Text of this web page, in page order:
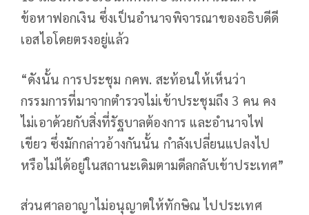
ข้อหาฟอกเงิน ซึ่งเป็นอำนาจพิจารณาของอธิบดีดี
เอสไอโดยตรงอยู่แล้ว
“ดังนั้น การประชุม กคพ. สะท้อนให้เห็นว่า
กรรมการที่มาจากตำรวจไม่เข้าประชุมถึง 3 คน คง
ไม่เอาด้วยกับสิ่งที่รัฐบาลต้องการ และอำนาจไฟ
เขียว ซึ่งมักกล่าวอ้างกันนั้น กำลังเปลี่ยนแปลงไป
หรือไม่ได้อยู่ในสถานะเดิมตามดีลกลับเข้าประเทศ”
ส่วนศาลอาญาไม่อนุญาตให้ทักษิณ ไปประเทศ